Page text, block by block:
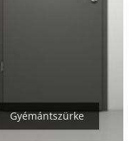
Gyémántszürke